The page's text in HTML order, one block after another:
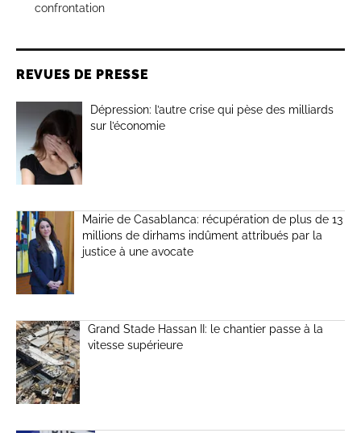
confrontation
REVUES DE PRESSE
Dépression: l’autre crise qui pèse des milliards
sur l’économie
Mairie de Casablanca: récupération de plus de 13
millions de dirhams indûment attribués par la
justice à une avocate
Grand Stade Hassan II: le chantier passe à la
vitesse supérieure